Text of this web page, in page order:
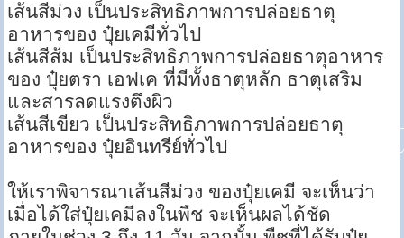
เส้นสีม่วง เป็นประสิทธิภาพการปล่อยธาตุ
อาหารของ ปุ๋ยเคมีทั่วไป
เส้นสีส้ม เป็นประสิทธิภาพการปล่อยธาตุอาหาร
ของ ปุ๋ยตรา เอฟเค ที่มีทั้งธาตุหลัก ธาตุเสริม
และสารลดแรงตึงผิว
เส้นสีเขียว เป็นประสิทธิภาพการปล่อยธาตุ
อาหารของ ปุ๋ยอินทรีย์ทั่วไป
ให้เราพิจารณาเส้นสีม่วง ของปุ๋ยเคมี จะเห็นว่า
เมื่อได้ใส่ปุ๋ยเคมีลงในพืช จะเห็นผลได้ชัด